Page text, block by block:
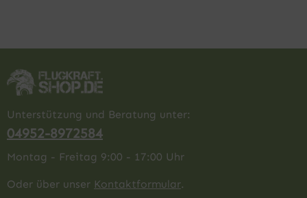
Unterstützung und Beratung unter:
04952-8972584
Montag - Freitag 9:00 - 17:00 Uhr
Oder über unser Kontaktformular.